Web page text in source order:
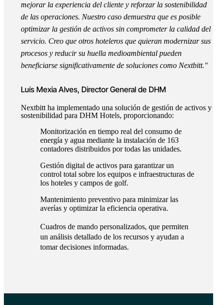
mejorar la experiencia del cliente y reforzar la sostenibilidad
de las operaciones. Nuestro caso demuestra que es posible
optimizar la gestión de activos sin comprometer la calidad del
servicio. Creo que otros hoteleros que quieran modernizar sus
procesos y reducir su huella medioambiental pueden
beneficiarse significativamente de soluciones como Nextbitt."
Luís Mexia Alves, Director General de DHM
Nextbitt ha implementado una solución de gestión de activos y
sostenibilidad para DHM Hotels, proporcionando:
Monitorización en tiempo real del consumo de
energía y agua mediante la instalación de 163
contadores distribuidos por todas las unidades.
Gestión digital de activos para garantizar un
control total sobre los equipos e infraestructuras de
los hoteles y campos de golf.
Mantenimiento preventivo para minimizar las
averías y optimizar la eficiencia operativa.
Cuadros de mando personalizados, que permiten
un análisis detallado de los recursos y ayudan a
tomar decisiones informadas.